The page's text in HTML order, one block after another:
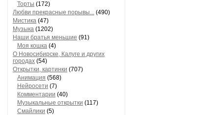
Торты (172)
Любви прекрасные порывы... (490)
Мистика (47)
Музыка (1202)
Наши братья меньшие (91)
Моя кошка (4)
О Новосибирске, Калуге и других
городах (54)
Открытки, картинки (707)
Анимация (568)
Нейросети (7)
Комментарии (40)
Музыкальные открытки (117)
Смайлики (5)